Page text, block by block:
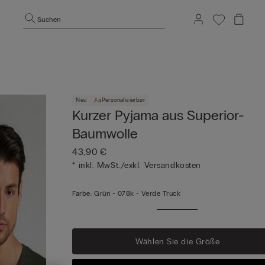
Suchen
Neu Personalisierbar
Kurzer Pyjama aus Superior-
Baumwolle
43,90 €
* inkl. MwSt./exkl. Versandkosten
Farbe: Grün - 078k - Verde Truck
Wählen Sie die Größe